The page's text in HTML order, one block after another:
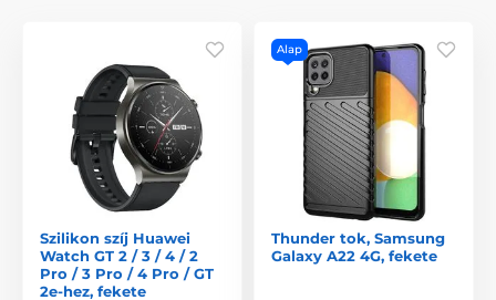
Szilikon szíj Huawei
Watch GT 2 / 3 / 4 / 2
Pro / 3 Pro / 4 Pro / GT
2e-hez, fekete
Alap
Thunder tok, Samsung
Galaxy A22 4G, fekete